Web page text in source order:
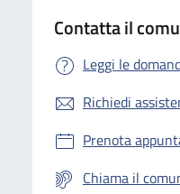
Contatta il
Leggi le
Richiedi
Prenota
Chiama il